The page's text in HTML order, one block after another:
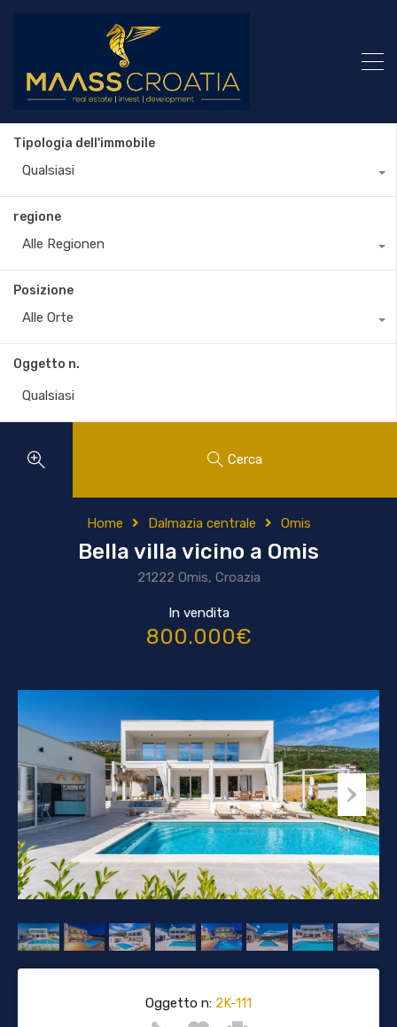
Tipologia dell'immobile
Qualsiasi
regione
Alle Regionen
Posizione
Alle Orte
Oggetto n.
Cerca
Home Dalmazia centrale Omis
Bella villa vicino a Omis
21222 Omis, Croazia
In vendita
800.000€
Oggetto n: 2K-111